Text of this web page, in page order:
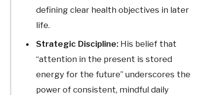
defining clear health objectives in later
life.
Strategic Discipline: His belief that
“attention in the present is stored
energy for the future” underscores the
power of consistent, mindful daily